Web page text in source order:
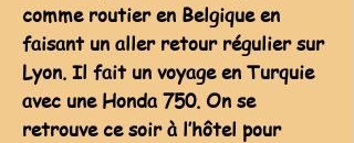
comme routier en Belgique en
faisant un aller retour régulier sur
Lyon. Il fait un voyage en Turquie
avec une Honda 750. On se
retrouve ce soir à l’hôtel pour